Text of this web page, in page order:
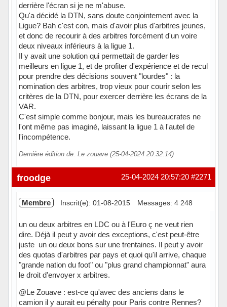
derrière l'écran si je ne m'abuse.
Qu'a décidé la DTN, sans doute conjointement avec la
Ligue? Bah c'est con, mais d'avoir plus d'arbitres jeunes,
et donc de recourir à des arbitres forcément d'un voire
deux niveaux inférieurs à la ligue 1.
Il y avait une solution qui permettait de garder les
meilleurs en ligue 1, et de profiter d'expérience et de recul
pour prendre des décisions souvent "lourdes" : la
nomination des arbitres, trop vieux pour courir selon les
critères de la DTN, pour exercer derrière les écrans de la
VAR.
C'est simple comme bonjour, mais les bureaucrates ne
l'ont même pas imaginé, laissant la ligue 1 à l'autel de
l'incompétence.
Dernière édition de: Le zouave (25-04-2024 20:32:14)
Hors ligne #2271
25-04-2024 20:57:20
froodge
Membre Inscrit(e): 01-08-2015 Messages: 4 248
un ou deux arbitres en LDC ou à l'Euro ç ne veut rien
dire. Déjà il peut y avoir des exceptions, c'est peut-être
juste un ou deux bons sur une trentaines. Il peut y avoir
des quotas d'arbitres par pays et quoi qu'il arrive, chaque
"grande nation du foot" ou "plus grand championnat" aura
le droit d'envoyer x arbitres.
@Le Zouave : est-ce qu'avec des anciens dans le
camion il y aurait eu pénalty pour Paris contre Rennes?